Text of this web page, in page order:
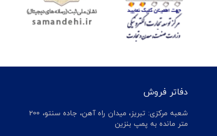
دفاتر فروش
شعبه مرکزی: تبریز، میدان راه آهن، جاده سنتو، 200
متر مانده به پمپ بنزین